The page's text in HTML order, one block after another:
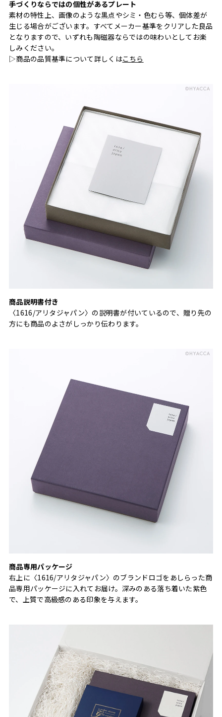
手づくりならではの個性があるプレート
素材の特性上、画像のような黒点やシミ・色むら等、個体差が
生じる場合がございます。すべてメーカー基準をクリアした良品
となりますので、いずれも陶磁器ならではの味わいとしてお楽
しみください。
▷商品の品質基準について詳しくはこちら
商品説明書付き
〈1616/アリタジャパン〉の説明書が付いているので、贈り先の
方にも商品のよさがしっかり伝わります。
商品専用パッケージ
右上に〈1616/アリタジャパン〉のブランドロゴをあしらった商
品専用パッケージに入れてお届け。深みのある落ち着いた紫色
で、上質で高級感のある印象を与えます。